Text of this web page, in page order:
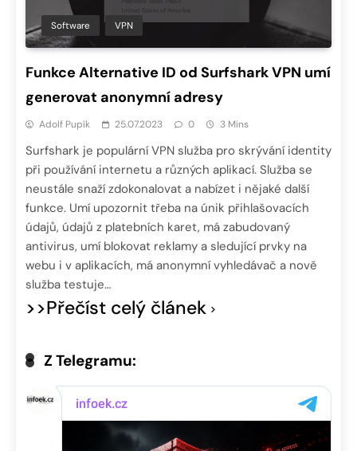
Software VPN
Funkce Alternative ID od Surfshark VPN umí
generovat anonymní adresy
Adolf Pupík 25.07.2023 0 3 Mins
Surfshark je populární VPN služba pro skrývání identity
při používání internetu a různých aplikací. Služba se
neustále snaží zdokonalovat a nabízet i nějaké další
funkce. Umí upozornit třeba na únik přihlašovacích
údajů, údajů z platebních karet, má zabudovaný
antivirus, umí blokovat reklamy a sledující prvky na
webu i v aplikacích, má anonymní vyhledávač a nově
služba testuje…
>>Přečíst celý článek
Z Telegramu: